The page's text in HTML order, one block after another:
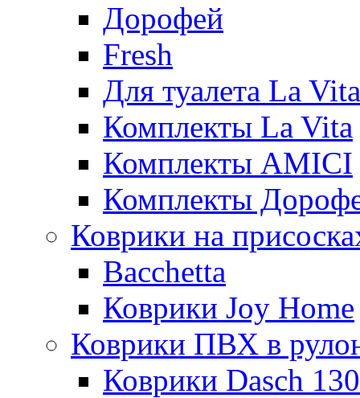
Дорофей
Fresh
Для туалета La Vita
Комплекты La Vita
Комплекты AMICI
Комплекты
Коврики на
Bacchetta
Коврики Joy Home
Коврики ПВХ в
Коврики Dasch